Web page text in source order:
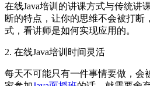
在线Java培训的讲课方式与传统讲
断的特点，让你的思维不会被打断
式，看讲师是如何实现应用的。
2. 在线Java培训时间灵活
每天不可能只有一件事情要做，会